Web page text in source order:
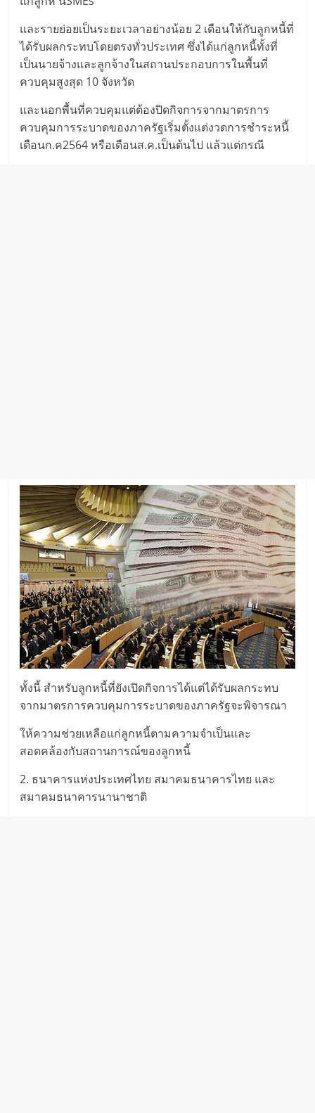
และรายย่อยเป็นระยะเวลาอย่างน้อย 2 เดือนให้กับลูกหนี้ที่
ได้รับผลกระทบโดยตรงทั่วประเทศ ซึ่งได้แก่ลูกหนี้ทั้งที่
เป็นนายจ้างและลูกจ้างในสถานประกอบการในพื้นที่
ควบคุมสูงสุด 10 จังหวัด
และนอกพื้นที่ควบคุมแต่ต้องปิดกิจการจากมาตรการ
ควบคุมการระบาดของภาครัฐเริ่มตั้งแต่งวดการชำระหนี้
เดือนก.ค2564 หรือเดือนส.ค.เป็นต้นไป แล้วแต่กรณี
ทั้งนี้ สำหรับลูกหนี้ที่ยังเปิดกิจการได้แต่ได้รับผลกระทบ
จากมาตรการควบคุมการระบาดของภาครัฐจะพิจารณา
ให้ความช่วยเหลือแก่ลูกหนี้ตามความจำเป็นและ
สอดคล้องกับสถานการณ์ของลูกหนี้
2. ธนาคารแห่งประเทศไทย สมาคมธนาคารไทย และ
สมาคมธนาคารนานาชาติ